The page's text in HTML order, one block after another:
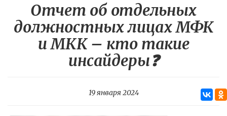
Отчет об отдельных
должностных лицах МФК
и МКК – кто такие
инсайдеры❓
19 января 2024